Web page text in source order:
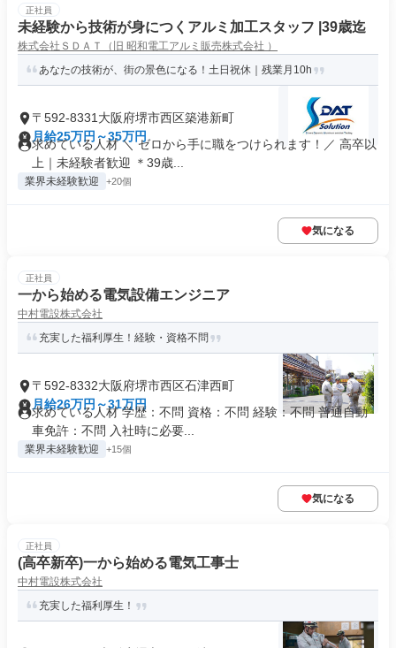
正社員
未経験から技術が身につくアルミ加工スタッフ |39歳迄
株式会社ＳＤＡＴ（旧 昭和電工アルミ販売株式会社 ）
あなたの技術が、街の景色になる！土日祝休｜残業月10h
〒592-8331大阪府堺市西区築港新町
月給25万円～35万円
求めている人材 ＼ ゼロから手に職をつけられます！／ 高卒以
上｜未経験者歓迎 ＊39歳...
業界未経験歓迎 +20個
気になる
正社員
一から始める電気設備エンジニア
中村電設株式会社
充実した福利厚生！経験・資格不問
〒592-8332大阪府堺市西区石津西町
月給26万円～31万円
求めている人材 学歴：不問 資格：不問 経験：不問 普通自動
車免許：不問 入社時に必要...
業界未経験歓迎 +15個
気になる
正社員
(高卒新卒)一から始める電気工事士
中村電設株式会社
充実した福利厚生！